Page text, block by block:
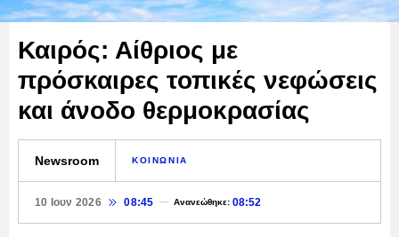
Καιρός: Αίθριος με
πρόσκαιρες τοπικές νεφώσεις
και άνοδο θερμοκρασίας
Newsroom ΚΟΙΝΩΝΙΑ
10 Ιουν 2026 08:45 Ανανεώθηκε:08:52